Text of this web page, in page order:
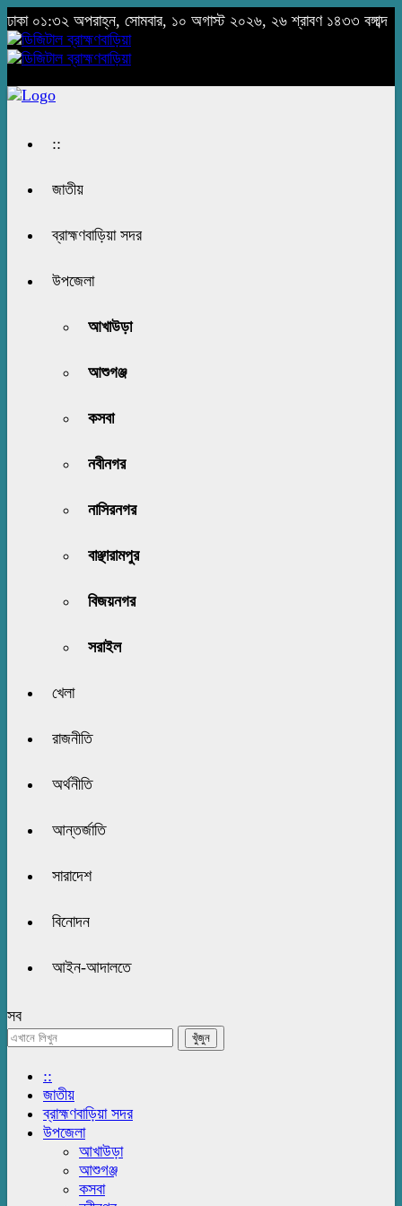
ঢাকা ০১:৩২ অপরাহ্ন, সোমবার, ১০ অগাস্ট ২০২৬, ২৬ শ্রাবণ ১৪৩৩ বঙ্গাব্দ
::
জাতীয়
ব্রাহ্মণবাড়িয়া সদর
উপজেলা
আখাউড়া
আশুগঞ্জ
কসবা
নবীনগর
নাসিরনগর
বাঞ্ছারামপুর
বিজয়নগর
সরাইল
খেলা
রাজনীতি
অর্থনীতি
আন্তর্জাতি
সারাদেশ
বিনোদন
আইন-আদালতে
সব
::
জাতীয়
ব্রাহ্মণবাড়িয়া সদর
উপজেলা
আখাউড়া
আশুগঞ্জ
কসবা